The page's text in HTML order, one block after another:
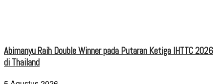
Abimanyu Raih Double Winner pada Putaran Ketiga IHTTC 2026
di Thailand